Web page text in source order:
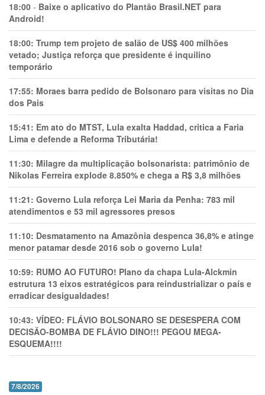
18:00 - Baixe o aplicativo do Plantão Brasil.NET para
Android!
18:00: Trump tem projeto de salão de US$ 400 milhões
vetado; Justiça reforça que presidente é inquilino
temporário
17:55: Moraes barra pedido de Bolsonaro para visitas no Dia
dos Pais
15:41: Em ato do MTST, Lula exalta Haddad, critica a Faria
Lima e defende a Reforma Tributária!
11:30: Milagre da multiplicação bolsonarista: patrimônio de
Nikolas Ferreira explode 8.850% e chega a R$ 3,8 milhões
11:21: Governo Lula reforça Lei Maria da Penha: 783 mil
atendimentos e 53 mil agressores presos
11:10: Desmatamento na Amazônia despenca 36,8% e atinge
menor patamar desde 2016 sob o governo Lula!
10:59: RUMO AO FUTURO! Plano da chapa Lula-Alckmin
estrutura 13 eixos estratégicos para reindustrializar o país e
erradicar desigualdades!
10:43: VÍDEO: FLÁVIO BOLSONARO SE DESESPERA COM
DECISÃO-BOMBA DE FLÁVIO DINO!!! PEGOU MEGA-
ESQUEMA!!!!
7/8/2026